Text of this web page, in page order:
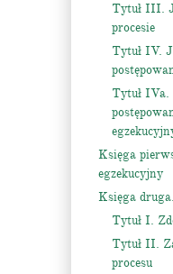
Tytuł III.
procesie
Tytuł IV.
Tytuł
Księga
egzekucyjny
Księga
Tytuł I.
Tytuł II.
procesu